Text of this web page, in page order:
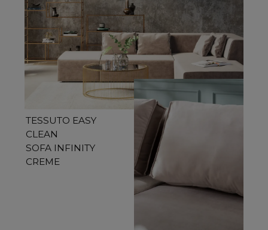
TESSUTO EASY
CLEAN
SOFA INFINITY
CREME